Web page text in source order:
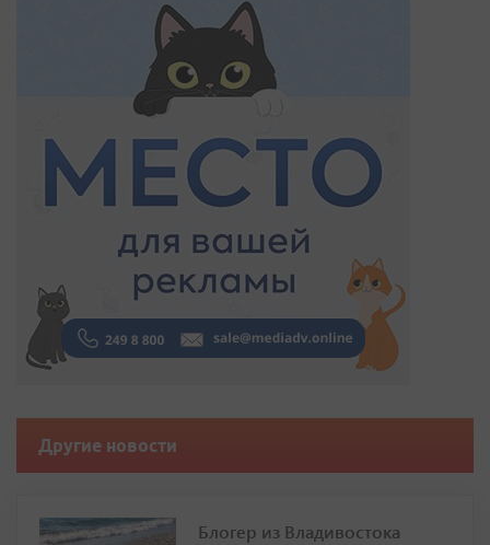
Другие новости
Блогер из Владивостока